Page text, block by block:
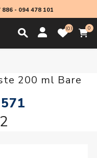
886- 094 478 101
0 0
Batiste 200 ml Bare
200 ml Bare